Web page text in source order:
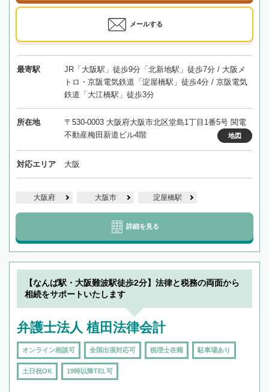
メールする
最寄駅
JR「大阪駅」徒歩9分「北新地駅」徒歩7分 / 大阪メ
トロ・京阪電気鉄道「淀屋橋駅」徒歩4分 / 京阪電気
鉄道「大江橋駅」徒歩3分
所在地
〒530-0003 大阪府大阪市北区堂島1丁目1番5号 関電
不動産梅田新道ビル4階
地図
対応エリア 大阪
大阪府 大阪市 淀屋橋駅
詳細を見る
【なんば駅・大阪難波駅徒歩2分】法律と税務の両面から
相続をサポートいたします
弁護士法人 植田法律会計
オンライン相談可 全国出張対応可 税理士在籍 駐車場あり
土日祝OK 19時以降TEL可